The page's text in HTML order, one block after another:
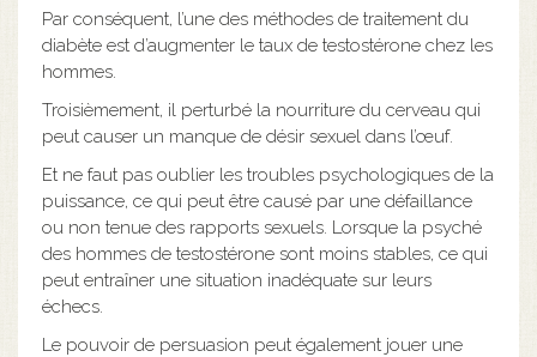
Par conséquent, l’une des méthodes de traitement du
diabète est d’augmenter le taux de testostérone chez les
hommes.
Troisièmement, il perturbé la nourriture du cerveau qui
peut causer un manque de désir sexuel dans l’œuf.
Et ne faut pas oublier les troubles psychologiques de la
puissance, ce qui peut être causé par une défaillance
ou non tenue des rapports sexuels. Lorsque la psyché
des hommes de testostérone sont moins stables, ce qui
peut entraîner une situation inadéquate sur leurs
échecs.
Le pouvoir de persuasion peut également jouer une